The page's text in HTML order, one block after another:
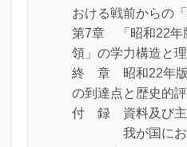
おける戦前からの
第7章 「昭和22年
領」の学力構造と
終 章 昭和22年版
の到達点と歴史的
付 録 資料及び主
我が国におけ